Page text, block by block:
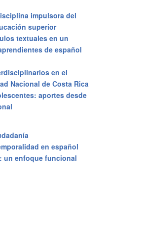
impulsora del
superior
textuales en un
de español
en el
Nacional de Costa Rica
aportes desde
en español
un enfoque funcional